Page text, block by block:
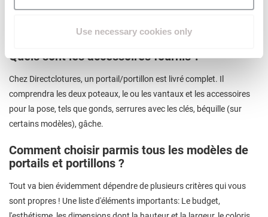
Use necessary cookies only
Quels sont les accessoires fournis ?
Chez Directclotures, un portail/portillon est livré complet. Il
comprendra les deux poteaux, le ou les vantaux et les accessoires
pour la pose, tels que gonds, serrures avec les clés, béquille (sur
certains modèles), gâche.
Comment choisir parmis tous les modèles de
portails et portillons ?
Tout va bien évidemment dépendre de plusieurs critères qui vous
sont propres ! Une liste d'éléments importants: Le budget,